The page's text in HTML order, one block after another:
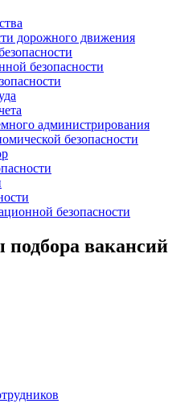
дорожного движения
безопасности
администрирования
безопасности
безопасности
вакансий